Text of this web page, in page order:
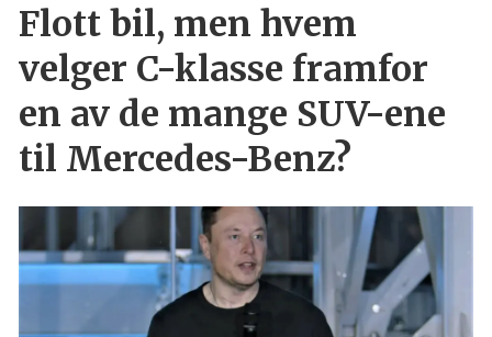
Flott bil, men hvem
velger C-klasse framfor
en av de mange SUV-ene
til Mercedes-Benz?